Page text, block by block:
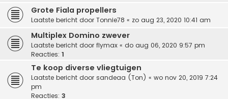
Grote Fiala propellers
Laatste bericht door Tonnie78 « zo aug 23, 2020 10:41 am
Multiplex Domino zwever
Laatste bericht door flymax « do aug 06, 2020 9:57 pm
Reacties: 1
Te koop diverse vliegtuigen
Laatste bericht door sandeaa (Ton) « wo nov 20, 2019 7:24
pm
Reacties: 3